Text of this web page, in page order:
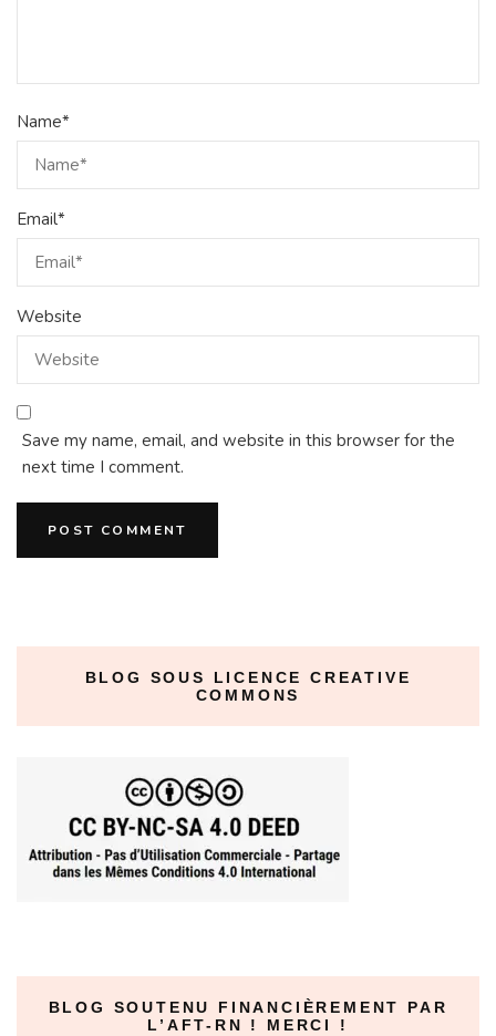
Name*
Email*
Website
Save my name, email, and website in this browser for the
next time I comment.
BLOG SOUS LICENCE CREATIVE
COMMONS
BLOG SOUTENU FINANCIÈREMENT PAR
L’AFT-RN ! MERCI !